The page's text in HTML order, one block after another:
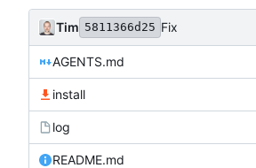
Tim 5811366d25 Fix
AGENTS.md
install
log
README.md